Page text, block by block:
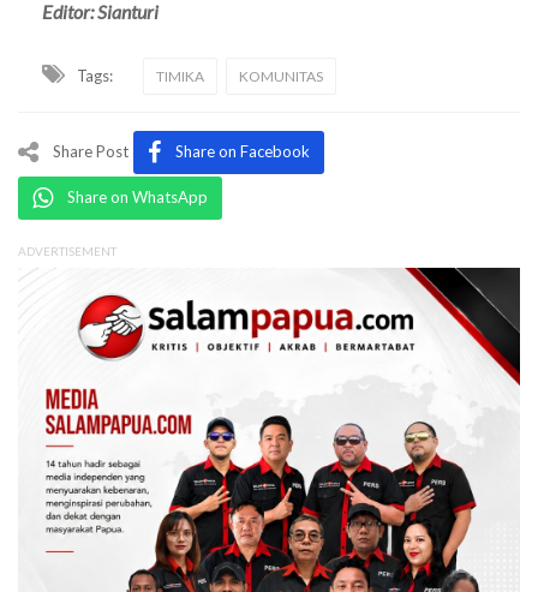
Editor: Sianturi
Tags: TIMIKA KOMUNITAS
Share Post Share on Facebook
Share on WhatsApp
ADVERTISEMENT